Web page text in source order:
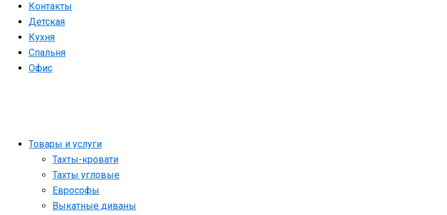
Контакты
Детская
Кухня
Спальня
Офис
Товары и услуги
Тахты-кровати
Тахты угловые
Еврософы
Выкатные диваны